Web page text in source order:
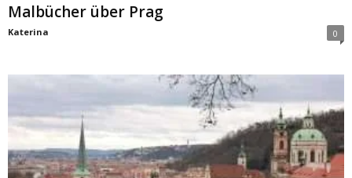
Malbücher über Prag
Katerina 0